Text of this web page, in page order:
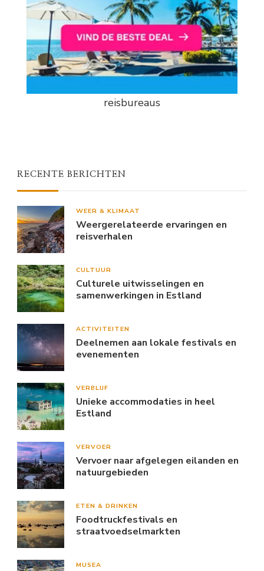
reisbureaus
RECENTE BERICHTEN
WEER & KLIMAAT
Weergerelateerde ervaringen en
reisverhalen
CULTUUR
Culturele uitwisselingen en
samenwerkingen in Estland
ACTIVITEITEN
Deelnemen aan lokale festivals en
evenementen
VERBLIJF
Unieke accommodaties in heel
Estland
VERVOER
Vervoer naar afgelegen eilanden en
natuurgebieden
ETEN & DRINKEN
Foodtruckfestivals en
straatvoedselmarkten
MUSEA